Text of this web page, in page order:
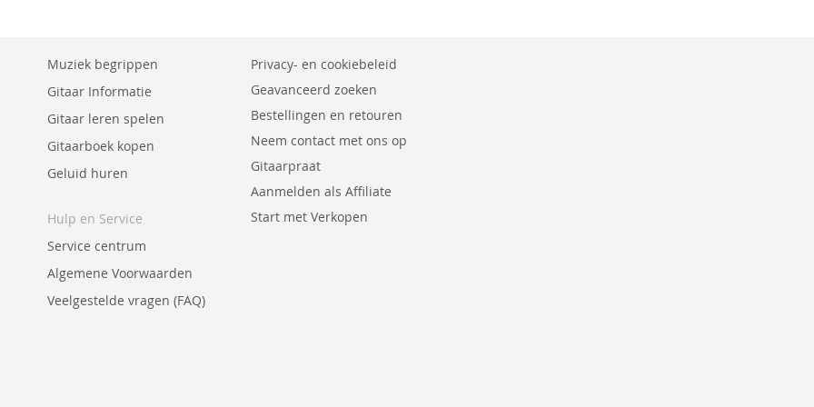
TE
VERGELIJKEN
TE
VERGELIJKEN
TE
VERGELIJKEN
Muziek begrippen
Gitaar Informatie
Gitaar leren spelen
Gitaarboek kopen
Geluid huren
Hulp en Service
Service centrum
Algemene Voorwaarden
Veelgestelde vragen (FAQ)
Privacy- en cookiebeleid
Geavanceerd zoeken
Bestellingen en retouren
Neem contact met ons op
Gitaarpraat
Aanmelden als Affiliate
Start met Verkopen